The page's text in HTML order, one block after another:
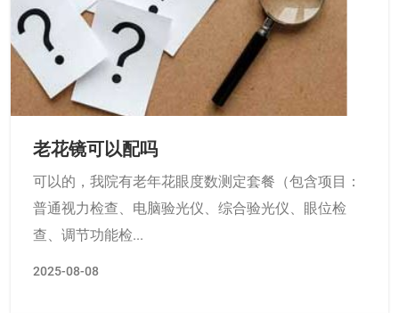
老花镜可以配吗
可以的，我院有老年花眼度数测定套餐（包含项目：
普通视力检查、电脑验光仪、综合验光仪、眼位检
查、调节功能检...
2025-08-08